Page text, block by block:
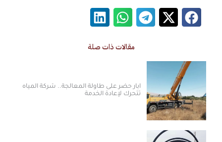
مقالات ذات صلة
آبار حضر على طاولة المعالجة.. شركة المياه
تتحرك لإعادة الخدمة